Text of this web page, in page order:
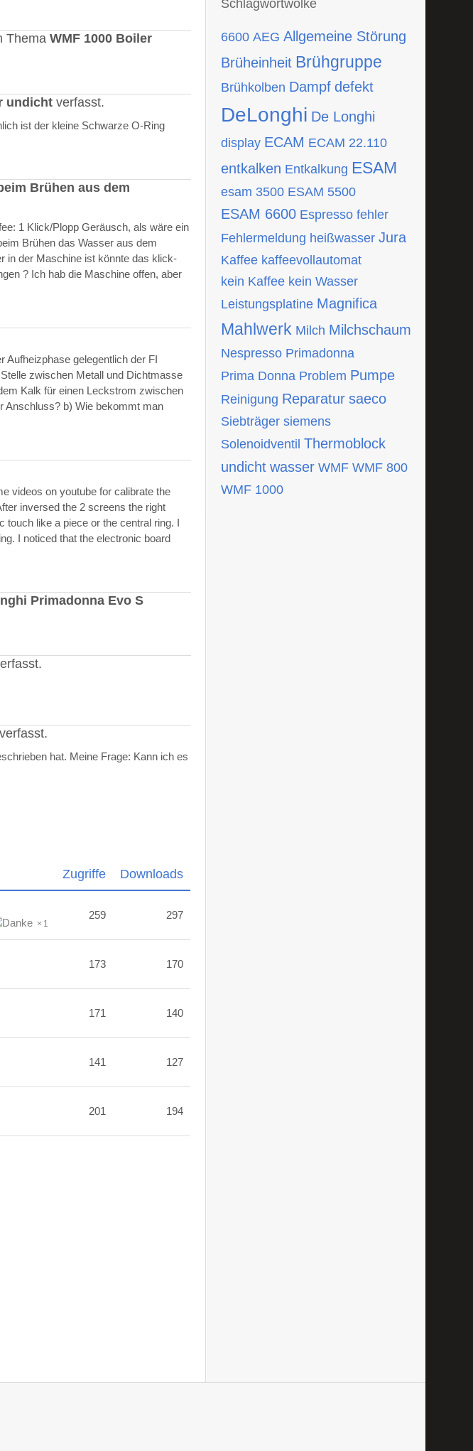
ThemaWMF 1000 Boiler
undicht verfasst.
ist der kleine Schwarze O-Ring
Brühen aus dem
1 Klick/Plopp Geräusch, als wäre ein
Brühen das Wasser aus dem
in der Maschine ist könnte das klick-
? Ich hab die Maschine offen, aber
Aufheizphase gelegentlich der FI
zwischen Metall und Dichtmasse
Kalk für einen Leckstrom zwischen
Anschluss? b) Wie bekommt man
videos on youtube for calibrate the
inversed the 2 screens the right
touch like a piece or the central ring. I
I noticed that the electronic board
Primadonna Evo S
verfasst.
hat. Meine Frage: Kann ich es
Zugriffe Downloads
1
259 297
173 170
171 140
141 127
201 194
Schlagwortwolke
6600 AEG Allgemeine Störung
Brüheinheit Brühgruppe
Brühkolben Dampf defekt
DeLonghi De Longhi
display ECAM ECAM 22.110
entkalken Entkalkung ESAM
esam 3500 ESAM 5500
ESAM 6600 Espresso fehler
Fehlermeldung heißwasser Jura
Kaffee kaffeevollautomat
kein Kaffee kein Wasser
Leistungsplatine Magnifica
Mahlwerk Milch Milchschaum
Nespresso Primadonna
Prima Donna Problem Pumpe
Reinigung Reparatur saeco
Siebträger siemens
Solenoidventil Thermoblock
undicht wasser WMF WMF 800
WMF 1000